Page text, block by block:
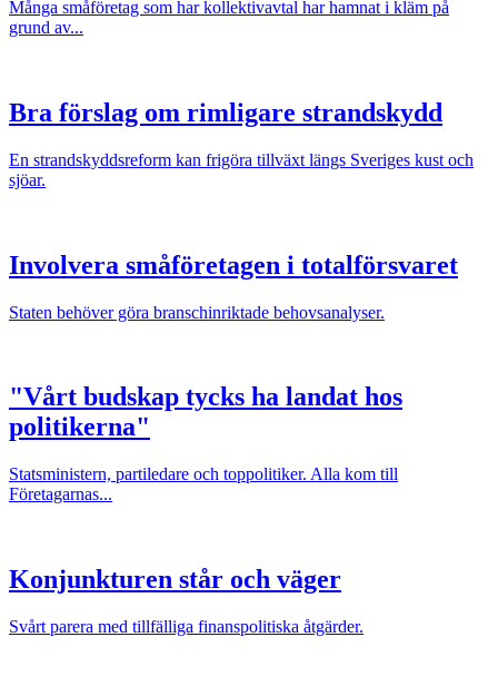
Många småföretag som har kollektivavtal har hamnat i kläm på
grund av...
Bra förslag om rimligare strandskydd
En strandskyddsreform kan frigöra tillväxt längs Sveriges kust och
sjöar.
Involvera småföretagen i totalförsvaret
Staten behöver göra branschinriktade behovsanalyser.
"Vårt budskap tycks ha landat hos
politikerna"
Statsministern, partiledare och toppolitiker. Alla kom till
Företagarnas...
Konjunkturen står och väger
Svårt parera med tillfälliga finanspolitiska åtgärder.